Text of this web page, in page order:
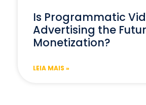
Is Programmatic
Advertising the
Monetization?
LEIA MAIS »